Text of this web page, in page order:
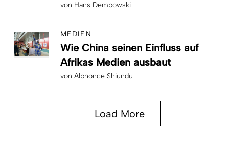
von Hans Dembowski
MEDIEN
Wie China seinen Einfluss auf
Afrikas Medien ausbaut
von Alphonce Shiundu
Load More